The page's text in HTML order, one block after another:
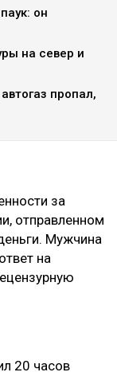
он
на север и
пропал,
за
отправленном
Мужчина
на
20 часов